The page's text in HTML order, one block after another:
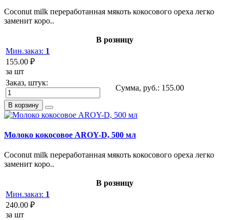
Coconut milk переработанная мякоть кокосового ореха легко
заменит коро..
В розницу
Мин.заказ: 1
155.00 ₽
за шт
Заказ, штук:
Сумма, руб.: 155.00
В корзину
Молоко кокосовое AROY-D, 500 мл
Coconut milk переработанная мякоть кокосового ореха легко
заменит коро..
В розницу
Мин.заказ: 1
240.00 ₽
за шт